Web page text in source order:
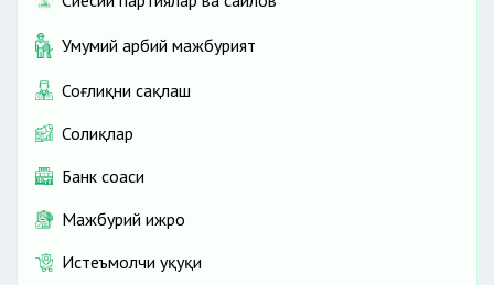
Умумий ҳарбий мажбурият
Соғлиқни сақлаш
Солиқлар
Банк соҳаси
Мажбурий ижро
Истеъмолчи ҳуқуқи